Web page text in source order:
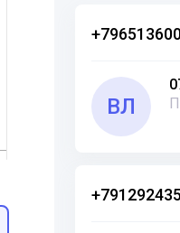
ВЛ